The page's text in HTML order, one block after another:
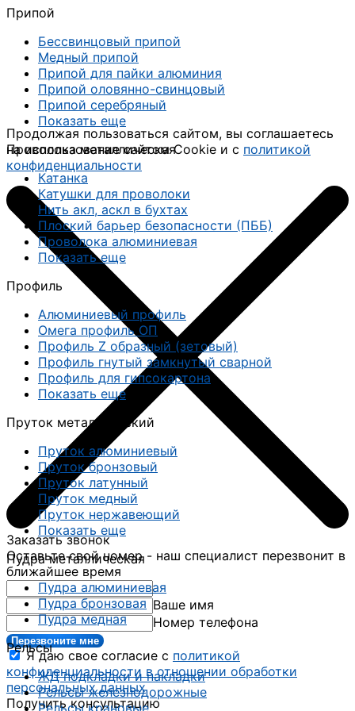
Припой
Бессвинцовый припой
Медный припой
Припой для пайки алюминия
Припой оловянно-свинцовый
Припой серебряный
Показать еще
Проволока металлическая
Катанка
Катушки для проволоки
Нить акл, аскл в бухтах
Плоский барьер безопасности (ПББ)
Проволока алюминиевая
Показать еще
Профиль
Алюминиевый профиль
Омега профиль ОП
Профиль Z образный (зетовый)
Профиль гнутый замкнутый сварной
Профиль для гипсокартона
Показать еще
Пруток металлический
Пруток алюминиевый
Пруток бронзовый
Пруток латунный
Пруток медный
Пруток нержавеющий
Показать еще
Пудра металлическая
Пудра алюминиевая
Пудра бронзовая
Пудра медная
Рельсы
ЖД подкладки и накладки
Рельсы железнодорожные
Рельсы крановые
Продолжая пользоваться сайтом, вы соглашаетесь
на использование сайтом Cookie и с политикой
конфиденциальности
Заказать звонок
Оставьте свой номер - наш специалист перезвонит в
ближайшее время
Ваше имя
Номер телефона
Перезвоните мне
Я даю свое согласие с политикой
конфиденциальности в отношении обработки
персональных данных
Получить консультацию